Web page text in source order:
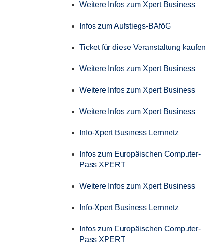
Weitere Infos zum Xpert Business
Infos zum Aufstiegs-BAföG
Ticket für diese Veranstaltung kaufen
Weitere Infos zum Xpert Business
Weitere Infos zum Xpert Business
Weitere Infos zum Xpert Business
Info-Xpert Business Lernnetz
Infos zum Europäischen Computer-
Pass XPERT
Weitere Infos zum Xpert Business
Info-Xpert Business Lernnetz
Infos zum Europäischen Computer-
Pass XPERT